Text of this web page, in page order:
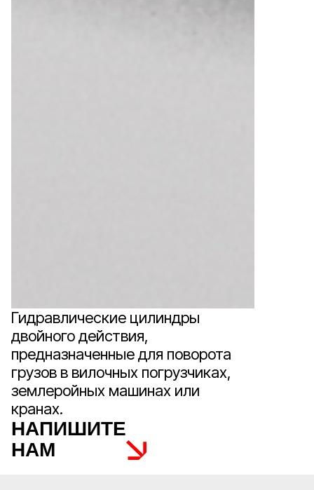
Гидравлические цилиндры
двойного действия,
предназначенные для поворота
грузов в вилочных погрузчиках,
землеройных машинах или
кранах.
НАПИШИТЕ
НАМ